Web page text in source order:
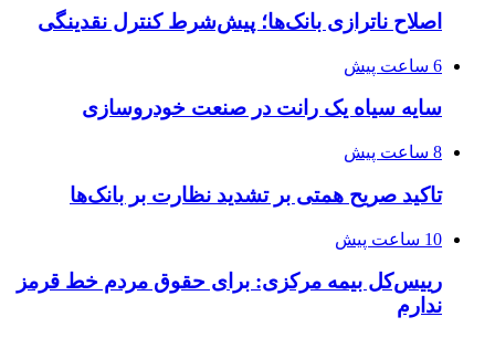
اصلاح ناترازی بانک‌ها؛ پیش‌شرط کنترل نقدینگی
6 ساعت پیش
سایه سیاه یک رانت در صنعت خودروسازی
8 ساعت پیش
تاکید صریح همتی بر تشدید نظارت بر بانک‌ها
10 ساعت پیش
رییس‌کل بیمه مرکزی: برای حقوق مردم خط قرمز
ندارم